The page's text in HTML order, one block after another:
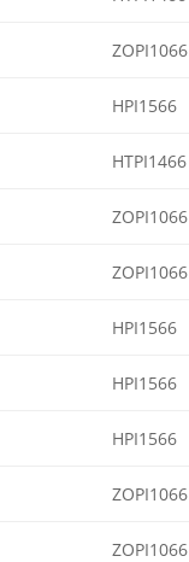
ZOPI1066
HPI1566
HTPI1466
ZOPI1066
ZOPI1066
HPI1566
HPI1566
HPI1566
ZOPI1066
ZOPI1066